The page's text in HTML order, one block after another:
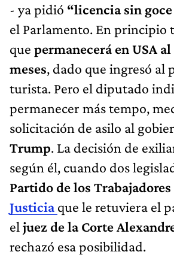
- ya pidió “licencia sin
el Parlamento. En principio
que permanecerá en USA
meses, dado que ingresó al
turista. Pero el diputado
permanecer más tempo,
solicitación de asilo al
Trump. La decisión de
según él, cuando dos
Partido de los Trabajadores
Justiciaque le retuviera el
el juez de la Corte
rechazó esa posibilidad.